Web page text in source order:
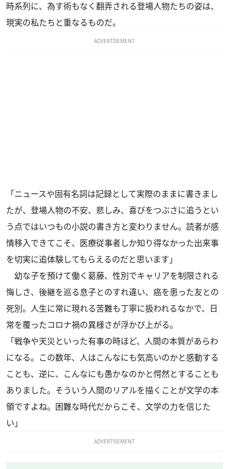
時系列に、為す術もなく翻弄される登場人物たちの姿は、
現実の私たちと重なるものだ。
ADVERTISEMENT
「ニュースや固有名詞は記録として実際のままに書きまし
たが、登場人物の不安、悲しみ、喜びをつぶさに追うとい
う点ではいつもの小説の書き方と変わりません。読者が感
情移入できてこそ、医療従事者しか知り得なかった出来事
を切実に追体験してもらえるのだと思います」
幼な子を預けて働く葛藤、性別でキャリアを制限される
悔しさ、後継を巡る息子とのすれ違い、癌を患った友との
死別。人生に常に現れる苦難も丁寧に扱われるなかで、日
常を覆ったコロナ禍の異様さが浮かび上がる。
「戦争や天災といった有事の時ほど、人間の本質があらわ
になる。この数年、人はこんなにも気高いのかと感動する
ことも、逆に、こんなにも愚かなのかと愕然とすることも
ありました。そういう人間のリアルを描くことが文学の本
領ですよね。困難な時代だからこそ、文学の力を信じた
い」
ADVERTISEMENT